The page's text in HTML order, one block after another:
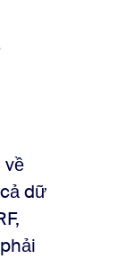
về
dữ